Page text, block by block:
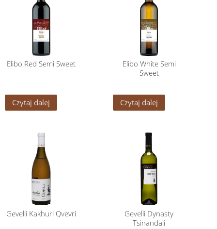
Elibo Red Semi Sweet
Czytaj dalej
Elibo White Semi
Sweet
Czytaj dalej
Gevelli Kakhuri Qvevri
Gevelli Dynasty
Tsinandali